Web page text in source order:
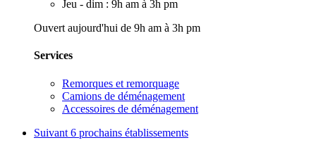
Jeu - dim : 9h am à 3h pm
Ouvert aujourd'hui de 9h am à 3h pm
Services
Remorques et remorquage
Camions de déménagement
Accessoires de déménagement
Suivant 6 prochains établissements